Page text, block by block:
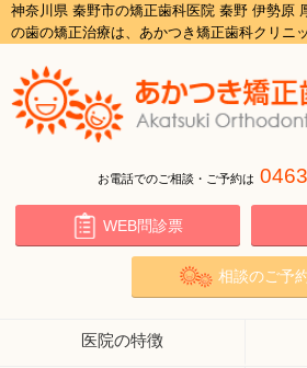
神奈川県 秦野市の矯正歯科医院 秦野 伊勢原
の歯の矯正治療は、あかつき矯正歯科クリニ
お電話でのご相談・ご予約は
WEB問診票
相談のご予
医院の特徴